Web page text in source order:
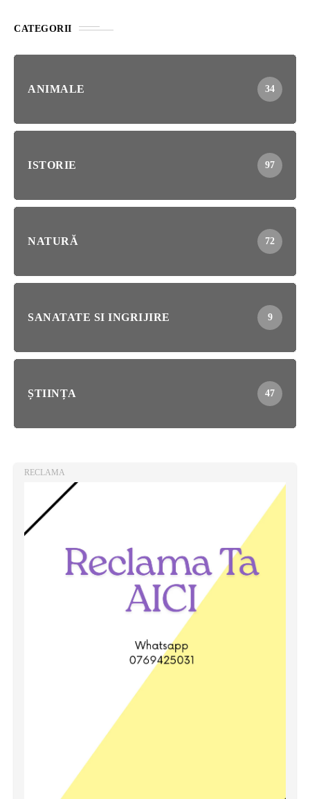
CATEGORII
ANIMALE 34
ISTORIE 97
NATURĂ 72
SANATATE SI INGRIJIRE 9
ȘTIINȚA 47
RECLAMA